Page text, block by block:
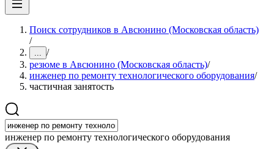
Поиск сотрудников в Авсюнино (Московская область)
/
... /
резюме в Авсюнино (Московская область)/
инженер по ремонту технологического оборудования/
частичная занятость
инженер по ремонту технологического оборудования